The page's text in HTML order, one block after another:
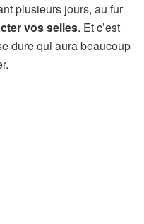
plusieurs jours, au fur
vos selles. Et c’est
dure qui aura beaucoup